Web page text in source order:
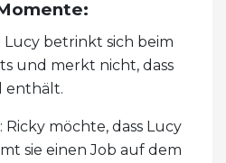
Lucy betrinkt sich beim
und merkt nicht, dass
enthält.
möchte, dass Lucy
sie einen Job auf dem